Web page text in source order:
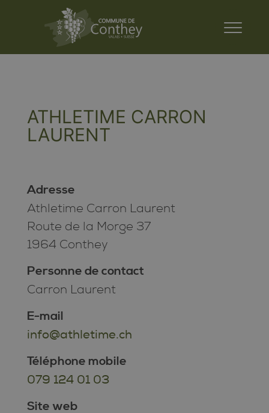
ATHLETIME CARRON
LAURENT
Adresse
Athletime Carron Laurent
Route de la Morge 37
1964 Conthey
Personne de contact
Carron Laurent
E-mail
info@athletime.ch
Téléphone mobile
079 124 01 03
Site web